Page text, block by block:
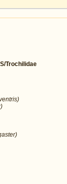
Trochilidae